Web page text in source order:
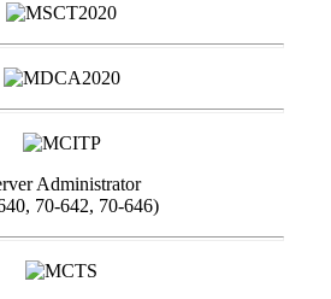
Administrator
70-642, 70-646)